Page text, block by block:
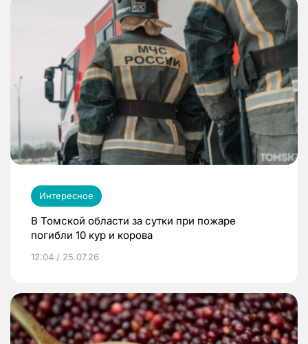
Интересное
В Томской области за сутки при пожаре
погибли 10 кур и корова
12:04 / 25.07.26